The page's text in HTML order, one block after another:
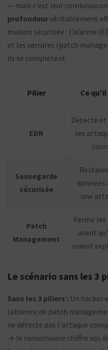
— mais c'est leur combinaison
profondeurvéritablement
maison sécurisée : l'alarme
et les serrures (patch
ils se complètent.
Pilier Ce
EDR
Détecte
les
Sauvegarde
sécurisée
données
une
Patch
Management
Ferme
avant
soient
Le scénario sans les 3
Sans les 3 piliers : Un hacker
(absence de patch
ne détecte pas l'attaque
→ le ransomware chiffre vos